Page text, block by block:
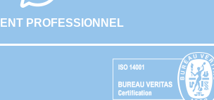
PROFESSIONNEL